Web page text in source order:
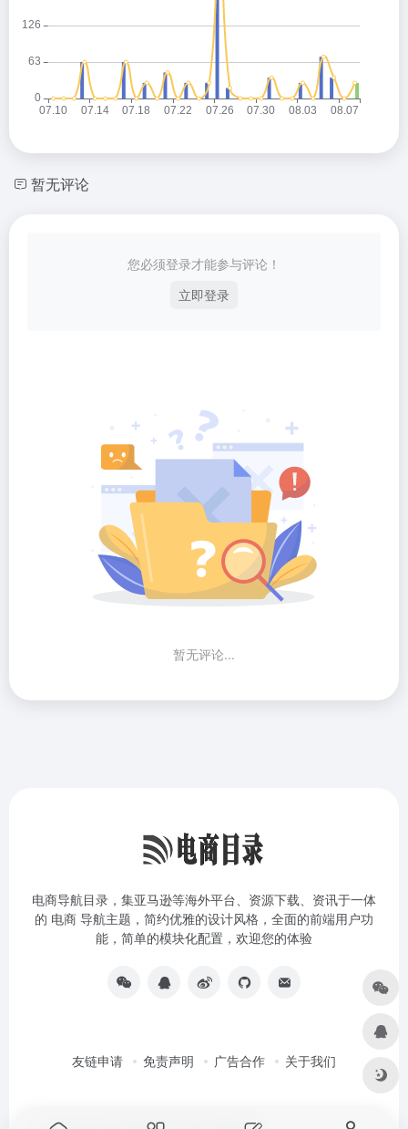
暂无评论
您必须登录才能参与评论！
立即登录
暂无评论...
电商导航目录，集亚马逊等海外平台、资源下载、资讯于一体
的 电商 导航主题，简约优雅的设计风格，全面的前端用户功
能，简单的模块化配置，欢迎您的体验
友链申请 免责声明 广告合作 关于我们